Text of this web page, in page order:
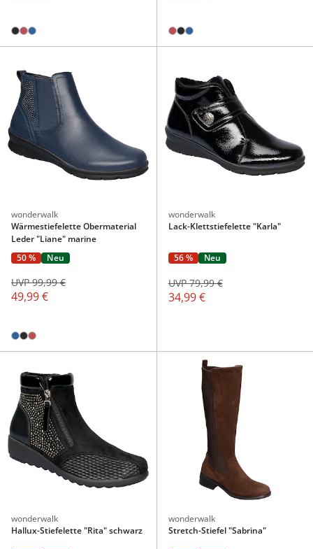
wonderwalk
Wärmestiefelette Obermaterial
Leder "Liane" marine
50 %
Neu
49,99 €
UVP 99,99 €
wonderwalk
Lack-Klettstiefelette "Karla"
56 % Neu
34,99 €
UVP 79,99 €
wonderwalk
Hallux-Stiefelette "Rita" schwarz
wonderwalk
Stretch-Stiefel "Sabrina"